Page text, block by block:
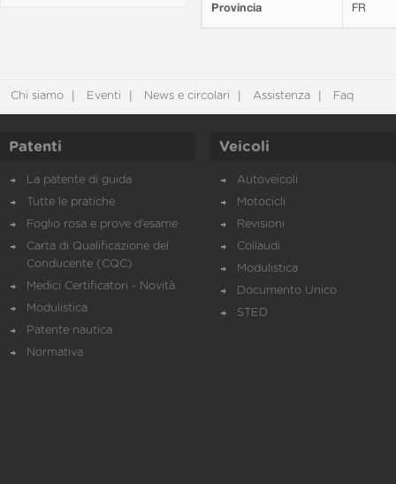
Provincia FR
Chi siamo Eventi News e circolari Assistenza Faq
Patenti
La patente di guida
Tutte le pratiche
Foglio rosa e prove d’esame
Carta di Qualificazione del
Conducente (CQC)
Medici Certificatori - Novità
Modulistica
Patente nautica
Normativa
Veicoli
Autoveicoli
Motocicli
Revisioni
Collaudi
Modulistica
Documento Unico
STED